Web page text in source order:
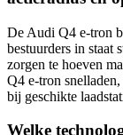
De Audi Q4 e-tron
bestuurders in staat
zorgen te hoeven
Q4 e-tron
bij geschikte
Welke